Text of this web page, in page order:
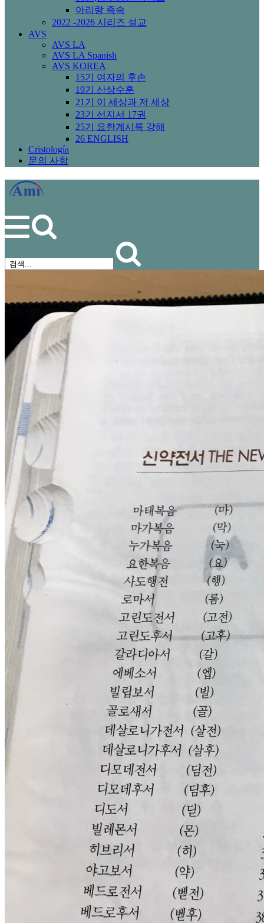
아리랑 족속
2022 -2026 시리즈 설교
AVS
AVS LA
AVS LA Spanish
AVS KOREA
15기 여자의 후손
19기 산상수훈
21기 이 세상과 저 세상
23기 선지서 17권
25기 요한계시록 강해
26 ENGLISH
Cristología
문의 사항